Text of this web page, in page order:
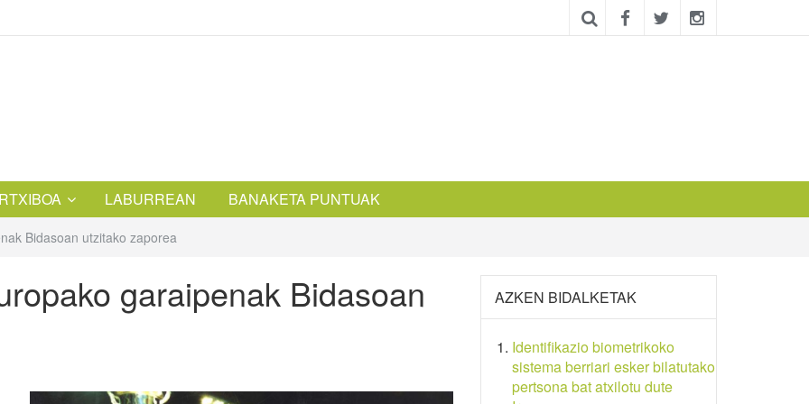
LABURREAN BANAKETA PUNTUAK
Bidasoan utzitako zaporea
garaipenak Bidasoan AZKEN BIDALKETAK
Identifikazio biometrikoko
sistema berriari esker bilatutako
pertsona bat atxilotu dute